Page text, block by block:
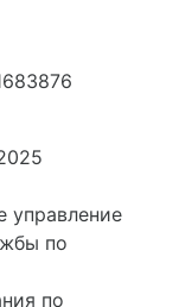
управление
по
по